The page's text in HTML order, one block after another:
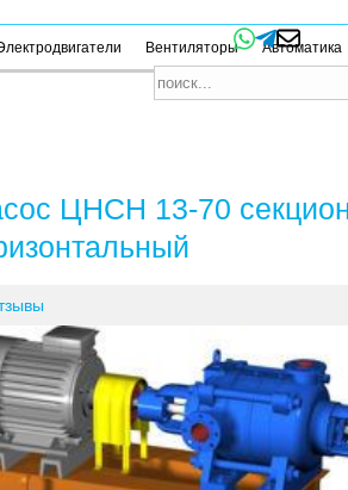
Вентиляторы Автоматика
ЦНСН 13-70